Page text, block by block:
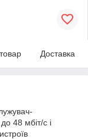
Доставка
48 мбіт/с і